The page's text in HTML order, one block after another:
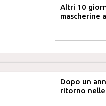
Altri 10
mascherine
Dopo un
ritorno nelle